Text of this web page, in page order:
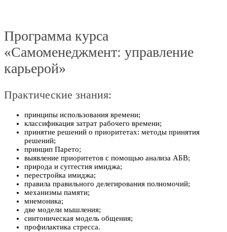
Программа курса
«Самоменеджмент: управление
карьерой»
Практические знания:
принципы использования времени;
классификация затрат рабочего времени;
принятие решений о приоритетах: методы принятия
решений;
принцип Парето;
выявление приоритетов с помощью анализа АБВ;
природа и суггестия имиджа;
перестройка имиджа;
правила правильного делегирования полномочий;
механизмы памяти;
мнемоника;
две модели мышления;
синтоническая модель общения;
профилактика стресса.